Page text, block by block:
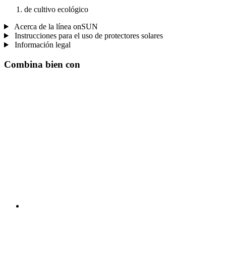
de cultivo ecológico
Acerca de la línea onSUN
Instrucciones para el uso de protectores solares
Información legal
Combina bien con